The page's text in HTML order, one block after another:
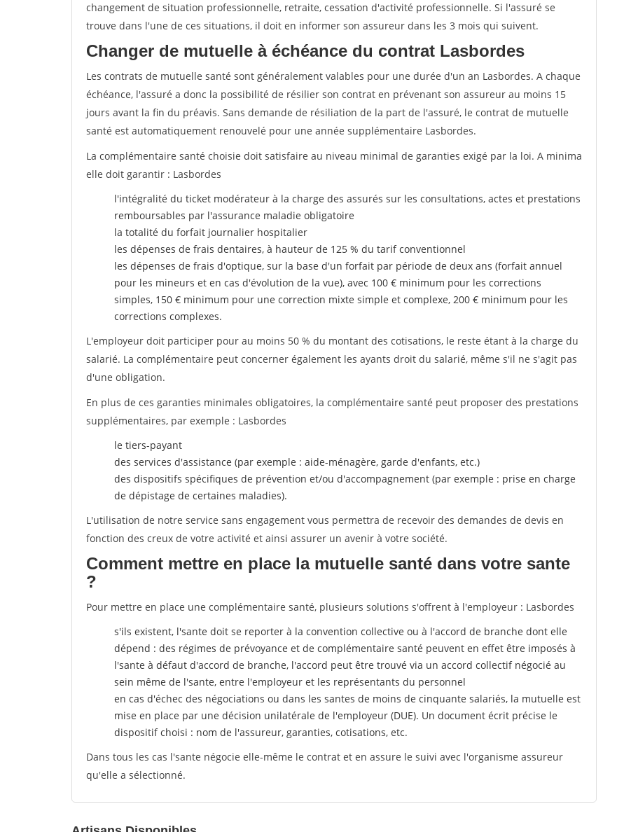
changement de situation professionnelle, retraite, cessation d'activité professionnelle. Si l'assuré se
trouve dans l'une de ces situations, il doit en informer son assureur dans les 3 mois qui suivent.
Changer de mutuelle à échéance du contrat Lasbordes
Les contrats de mutuelle santé sont généralement valables pour une durée d'un an Lasbordes. A chaque
échéance, l'assuré a donc la possibilité de résilier son contrat en prévenant son assureur au moins 15
jours avant la fin du préavis. Sans demande de résiliation de la part de l'assuré, le contrat de mutuelle
santé est automatiquement renouvelé pour une année supplémentaire Lasbordes.
La complémentaire santé choisie doit satisfaire au niveau minimal de garanties exigé par la loi. A minima
elle doit garantir : Lasbordes
l'intégralité du ticket modérateur à la charge des assurés sur les consultations, actes et prestations
remboursables par l'assurance maladie obligatoire
la totalité du forfait journalier hospitalier
les dépenses de frais dentaires, à hauteur de 125 % du tarif conventionnel
les dépenses de frais d'optique, sur la base d'un forfait par période de deux ans (forfait annuel
pour les mineurs et en cas d'évolution de la vue), avec 100 € minimum pour les corrections
simples, 150 € minimum pour une correction mixte simple et complexe, 200 € minimum pour les
corrections complexes.
L'employeur doit participer pour au moins 50 % du montant des cotisations, le reste étant à la charge du
salarié. La complémentaire peut concerner également les ayants droit du salarié, même s'il ne s'agit pas
d'une obligation.
En plus de ces garanties minimales obligatoires, la complémentaire santé peut proposer des prestations
supplémentaires, par exemple : Lasbordes
le tiers-payant
des services d'assistance (par exemple : aide-ménagère, garde d'enfants, etc.)
des dispositifs spécifiques de prévention et/ou d'accompagnement (par exemple : prise en charge
de dépistage de certaines maladies).
L'utilisation de notre service sans engagement vous permettra de recevoir des demandes de devis en
fonction des creux de votre activité et ainsi assurer un avenir à votre société.
Comment mettre en place la mutuelle santé dans votre sante
?
Pour mettre en place une complémentaire santé, plusieurs solutions s'offrent à l'employeur : Lasbordes
s'ils existent, l'sante doit se reporter à la convention collective ou à l'accord de branche dont elle
dépend : des régimes de prévoyance et de complémentaire santé peuvent en effet être imposés à
l'sante à défaut d'accord de branche, l'accord peut être trouvé via un accord collectif négocié au
sein même de l'sante, entre l'employeur et les représentants du personnel
en cas d'échec des négociations ou dans les santes de moins de cinquante salariés, la mutuelle est
mise en place par une décision unilatérale de l'employeur (DUE). Un document écrit précise le
dispositif choisi : nom de l'assureur, garanties, cotisations, etc.
Dans tous les cas l'sante négocie elle-même le contrat et en assure le suivi avec l'organisme assureur
qu'elle a sélectionné.